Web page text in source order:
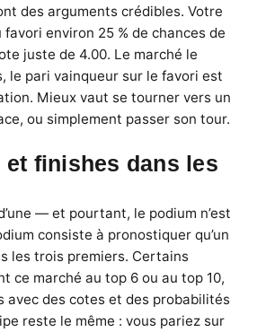
des arguments crédibles. Votre
environ 25 % de chances de
juste de 4.00. Le marché le
le pari vainqueur sur le favori est
Mieux vaut se tourner vers un
ou simplement passer son tour.
et finishes dans les
— et pourtant, le podium n’est
consiste à pronostiquer qu’un
les trois premiers. Certains
ce marché au top 6 ou au top 10,
avec des cotes et des probabilités
reste le même : vous pariez sur